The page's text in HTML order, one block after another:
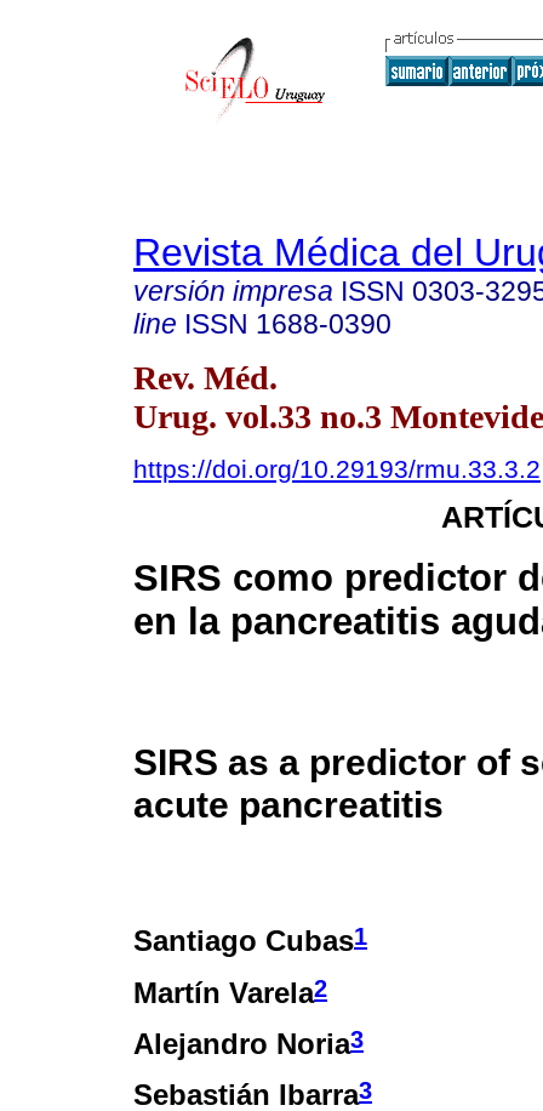
Revista Médica del
versión impresa ISSN 0303-
line ISSN 1688-0390
Rev. Méd.
Urug. vol.33 no.3
https://doi.org/10.29193/rmu.33.3.2
SIRS como predictor
en la pancreatitis
SIRS as a predictor of
acute pancreatitis
Santiago Cubas1
Martín Varela2
Alejandro Noria3
Sebastián Ibarra3